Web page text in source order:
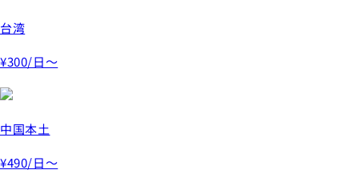
台湾
¥300/日～
中国本土
¥490/日～